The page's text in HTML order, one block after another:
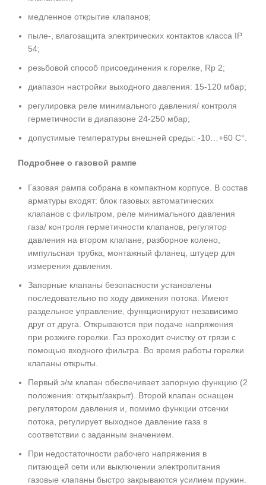
медленное открытие клапанов;
пыле-, влагозащита электрических контактов класса IP
54;
резьбовой способ присоединения к горелке, Rp 2;
диапазон настройки выходного давления: 15-120 мбар;
регулировка реле минимального давления/ контроля
герметичности в диапазоне 24-250 мбар;
допустимые температуры внешней среды: -10…+60 С°.
Подробнее о газовой рампе
Газовая рампа собрана в компактном корпусе. В состав
арматуры входят: блок газовых автоматических
клапанов с фильтром, реле минимального давления
газа/ контроля герметичности клапанов, регулятор
давления на втором клапане, разборное колено,
импульсная трубка, монтажный фланец, штуцер для
измерения давления.
Запорные клапаны безопасности установлены
последовательно по ходу движения потока. Имеют
раздельное управление, функционируют независимо
друг от друга. Открываются при подаче напряжения
при розжиге горелки. Газ проходит очистку от грязи с
помощью входного фильтра. Во время работы горелки
клапаны открыты.
Первый э/м клапан обеспечивает запорную функцию (2
положения: открыт/закрыт). Второй клапан оснащен
регулятором давления и, помимо функции отсечки
потока, регулирует выходное давление газа в
соответствии с заданным значением.
При недостаточности рабочего напряжения в
питающей сети или выключении электропитания
газовые клапаны быстро закрываются усилием пружин.